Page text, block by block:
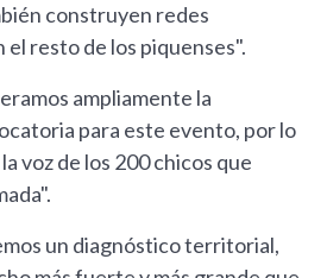
construyen redes
resto de los piquenses".
ampliamente la
para este evento, por lo
voz de los 200 chicos que
un diagnóstico territorial,